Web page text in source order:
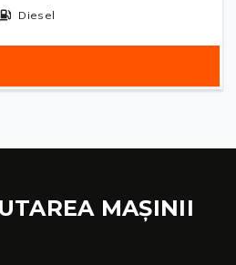
Diesel
MAȘINII